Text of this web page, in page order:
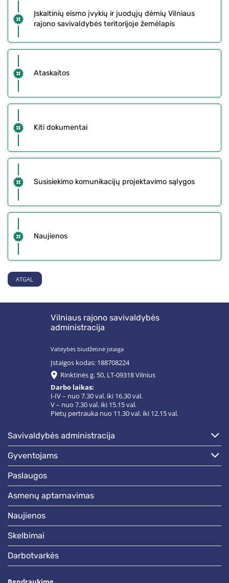
Įskaitinių eismo įvykių ir juodųjų dėmių Vilniaus
rajono savivaldybės teritorijoje žemėlapis
Ataskaitos
Kiti dokumentai
Susisiekimo komunikacijų projektavimo sąlygos
Naujienos
ATGAL
Vilniaus rajono savivaldybės
administracija
Valstybės biudžetinė įstaiga
Įstaigos kodas: 188708224
Rinktinės g. 50, LT-09318 Vilnius
Darbo laikas:
I-IV – nuo 7.30 val. iki 16.30 val.
V – nuo 7.30 val. iki 15.15 val.
Pietų pertrauka nuo 11.30 val. iki 12.15 val.
savivaldybės administracija
gyventojams
paslaugos
asmenų aptarnavimas
naujienos
skelbimai
darbotvarkės